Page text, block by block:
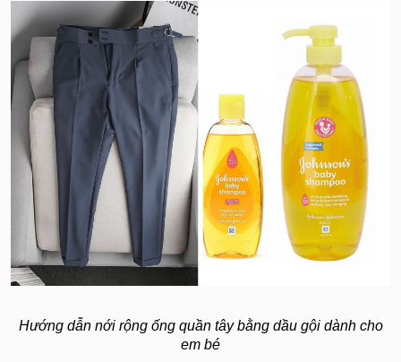
Hướng dẫn nới rộng ống quần tây bằng dầu gội dành cho
em bé